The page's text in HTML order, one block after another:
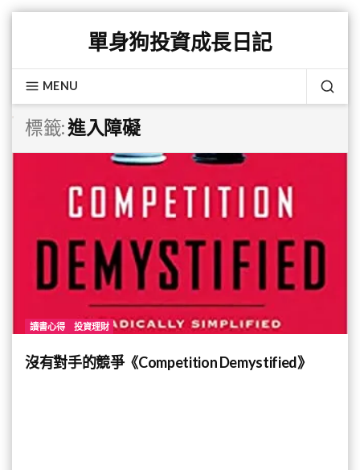
content
單身狗投資成長日記
MENU
標籤:進入障礙
讀書心得 投資理財
沒有對手的競爭《Competition Demystified》